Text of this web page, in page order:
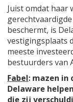
Juist omdat haar
beschermt, is
vestigingsplaats
meeste
bestuurders van
Fabel: mazen
Delaware
die zij